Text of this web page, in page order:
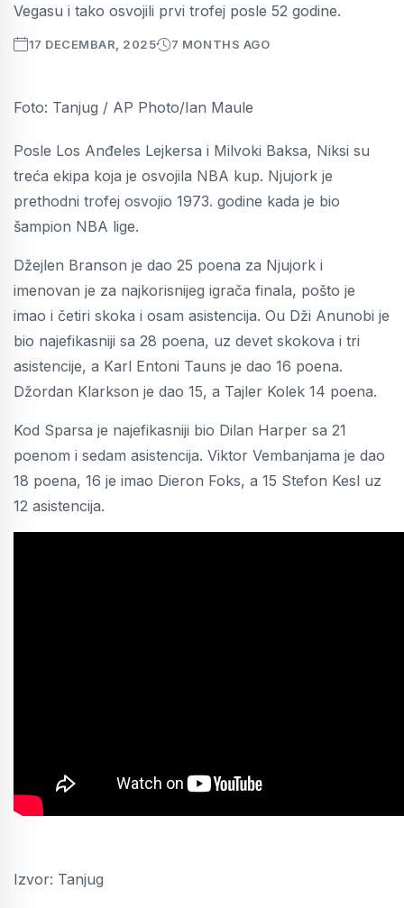
Vegasu i tako osvojili prvi trofej posle 52 godine.
17 DECEMBAR, 2025 7 MONTHS AGO
Foto: Tanjug / AP Photo/Ian Maule
Posle Los Anđeles Lejkersa i Milvoki Baksa, Niksi su
treća ekipa koja je osvojila NBA kup. Njujork je
prethodni trofej osvojio 1973. godine kada je bio
šampion NBA lige.
Džejlen Branson je dao 25 poena za Njujork i
imenovan je za najkorisnijeg igrača finala, pošto je
imao i četiri skoka i osam asistencija. Ou Dži Anunobi je
bio najefikasniji sa 28 poena, uz devet skokova i tri
asistencije, a Karl Entoni Tauns je dao 16 poena.
Džordan Klarkson je dao 15, a Tajler Kolek 14 poena.
Kod Sparsa je najefikasniji bio Dilan Harper sa 21
poenom i sedam asistencija. Viktor Vembanjama je dao
18 poena, 16 je imao Dieron Foks, a 15 Stefon Kesl uz
12 asistencija.
Izvor: Tanjug